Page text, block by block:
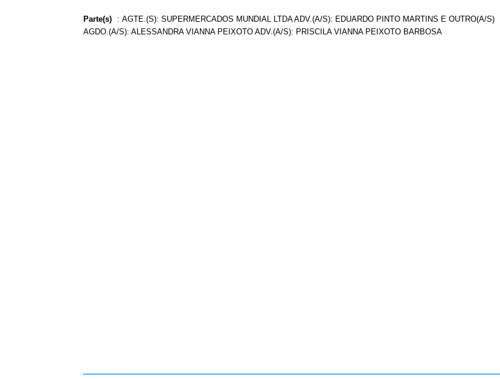
Parte(s) : AGTE.(S): SUPERMERCADOS MUNDIAL LTDA ADV.(A/S): EDUARDO PINTO MARTINS E OUTRO(A/S)
AGDO.(A/S): ALESSANDRA VIANNA PEIXOTO ADV.(A/S): PRISCILA VIANNA PEIXOTO BARBOSA